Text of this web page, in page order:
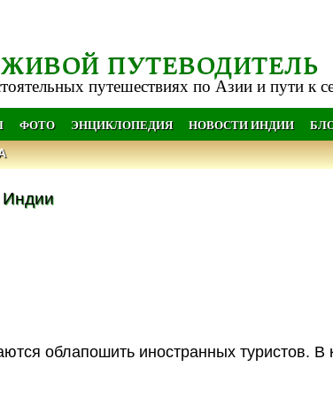
ПУТЕВОДИТЕЛЬ
путешествиях по Азии и пути к
ФОТО ЭНЦИКЛОПЕДИЯ НОВОСТИ ИНДИИ
Индии
облапошить иностранных туристов. В